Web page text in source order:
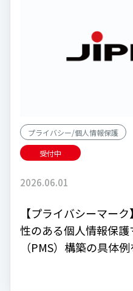
プライバシー/個人情報保護
受付中
2026.06.01
【プライバシーマー
性のある個人情報保
（PMS）構築の具体例